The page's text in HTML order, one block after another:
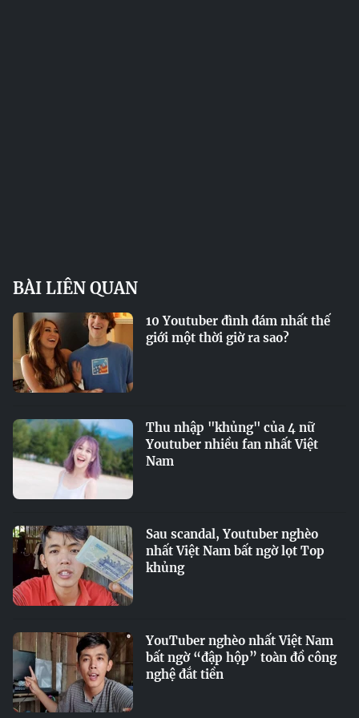
BÀI LIÊN QUAN
10 Youtuber đình đám nhất thế
giới một thời giờ ra sao?
Thu nhập "khủng" của 4 nữ
Youtuber nhiều fan nhất Việt
Nam
Sau scandal, Youtuber nghèo
nhất Việt Nam bất ngờ lọt Top
khủng
YouTuber nghèo nhất Việt Nam
bất ngờ “đập hộp” toàn đồ công
nghệ đắt tiền